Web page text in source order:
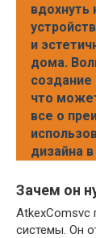
вдохнуть
и
дома.
создание
что
все о
дизайна
Зачем он
AtkexComsvc
системы. Он